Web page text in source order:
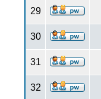
29
30
31
32